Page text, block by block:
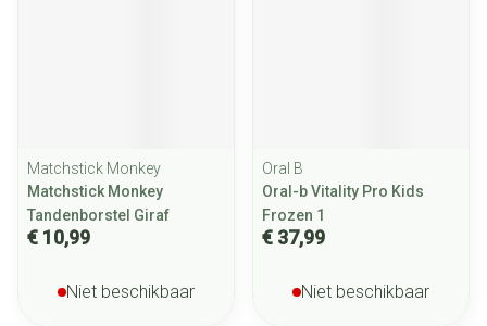
Matchstick Monkey
Matchstick Monkey
Tandenborstel Giraf
€ 10,99
Niet beschikbaar
Oral B
Oral-b Vitality Pro Kids
Frozen 1
€ 37,99
Niet beschikbaar